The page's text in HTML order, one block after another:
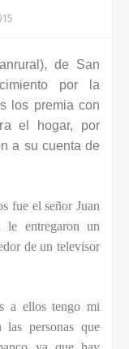
de San
por la
los premia con
el hogar, por
a su cuenta de
fue el señor Juan
le entregaron un
de un televisor
a ellos tengo mi
personas que